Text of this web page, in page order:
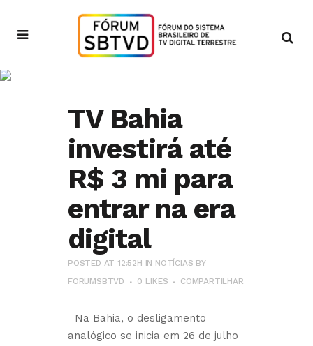
TV Bahia
investirá até
R$ 3 mi para
entrar na era
digital
POSTED AT 12:52H IN NOTÍCIAS BY
FORUMSBTVD
0 LIKES COMPARTILHAR
Na Bahia, o desligamento
analógico se inicia em 26 de julho